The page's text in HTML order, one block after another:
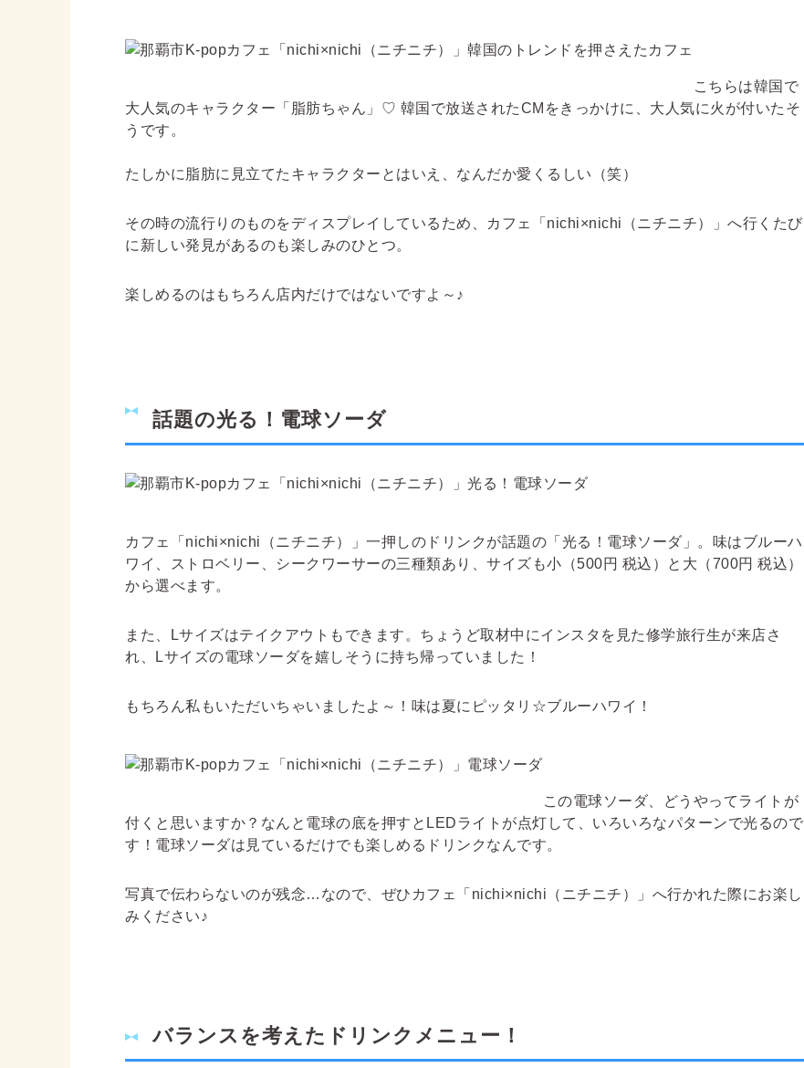
こちらは韓国で
大人気のキャラクター「脂肪ちゃん」♡ 韓国で放送されたCMをきっかけに、大人気に火が付いたそ
うです。
たしかに脂肪に見立てたキャラクターとはいえ、なんだか愛くるしい（笑）
その時の流行りのものをディスプレイしているため、 カフェ 「nichi×nichi（ニチニチ）」 へ行くたび
に新しい発見があるのも楽しみのひとつ。
楽しめるのはもちろん店内だけではないですよ～♪
話題の光る！電球ソーダ
カフェ 「nichi×nichi（ニチニチ）」 一押しのドリンクが話題の「光る！電球ソーダ」。味はブルーハ
ワイ、ストロベリー、シークワーサーの三種類あり、サイズも小（500円 税込）と大（700円 税込）
から選べます。
また、Lサイズはテイクアウトもできます。ちょうど取材中にインスタを見た修学旅行生が来店さ
れ、Lサイズの電球ソーダを嬉しそうに持ち帰っていました！
もちろん私もいただいちゃいましたよ～！味は夏にピッタリ☆ブルーハワイ！
この電球ソーダ、どうやってライトが
付くと思いますか？なんと電球の底を押すとLEDライトが点灯して、いろいろなパターンで光るので
す！電球ソーダは見ているだけでも楽しめるドリンクなんです。
写真で伝わらないのが残念…なので、ぜひ カフェ 「nichi×nichi（ニチニチ）」 へ行かれた際にお楽し
みください♪
バランスを考えたドリンクメニュー！